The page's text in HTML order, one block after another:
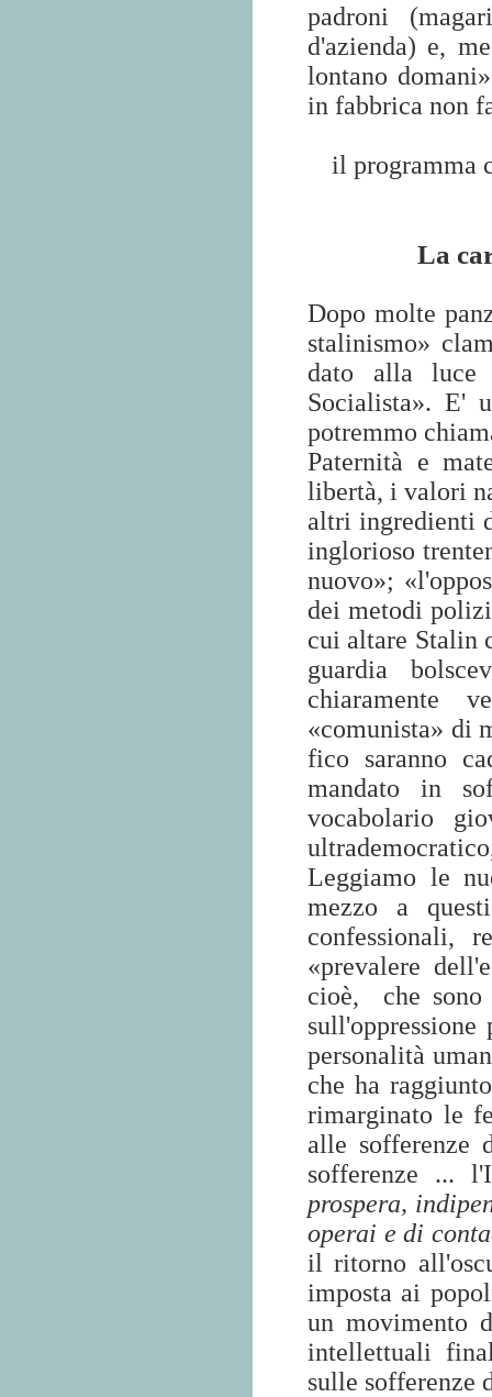
padroni
d'azienda) e,
lontano
in fabbrica non
il programma
La
Dopo molte
stalinismo»
dato alla luce
Socialista». E'
potremmo
Paternità e
libertà, i valori
altri ingredienti
inglorioso
nuovo»;
dei metodi
cui altare Stalin
guardia
chiaramente
«comunista» di
fico saranno
mandato in
vocabolario
Leggiamo le
mezzo a
confessionali,
«prevalere
cioè,
che
personalità
che ha
rimarginato le
alle sofferenze
sofferenze ...
prospera,
operai e di
il ritorno
imposta ai
un movimento
intellettuali
sulle sofferenze